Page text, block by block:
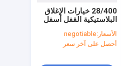
28/400 خيارات الإغلاق
البلاستيكية القفل أسفل
مضخة الصابون السائل
0.5 ± 0.05ml / T
الجرعة للشامبو وحالة
الأسعار:negotiable
أحصل على آخر سعر